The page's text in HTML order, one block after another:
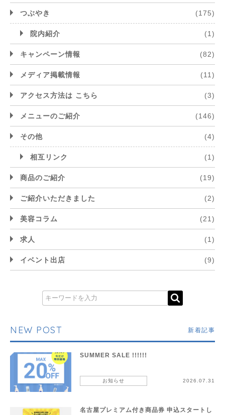
つぶやき (175)
院内紹介 (1)
キャンペーン情報 (82)
メディア掲載情報 (11)
アクセス方法は こちら (3)
メニューのご紹介 (146)
その他 (4)
相互リンク (1)
商品のご紹介 (19)
ご紹介いただきました (2)
美容コラム (21)
求人 (1)
イベント出店 (9)
NEW POST 新着記事
SUMMER SALE !!!!!!
お知らせ 2026.07.31
名古屋プレミアム付き商品券 申込スタートし